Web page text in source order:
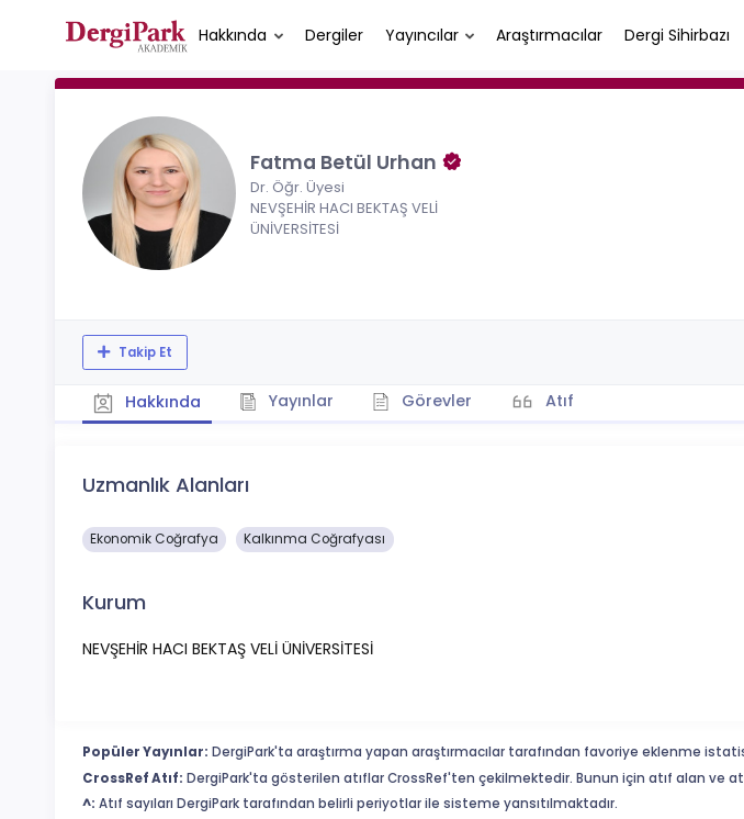
Hakkında Dergiler Yayıncılar Araştırmacılar Dergi Sihirbazı
Fatma Betül Urhan
Dr. Öğr. Üyesi
NEVŞEHİR HACI BEKTAŞ VELİ
ÜNİVERSİTESİ
Takip Et
Hakkında Yayınlar Görevler Atıf
Uzmanlık Alanları
Ekonomik Coğrafya Kalkınma Coğrafyası
Kurum
NEVŞEHİR HACI BEKTAŞ VELİ ÜNİVERSİTESİ
Popüler Yayınlar: DergiPark'ta araştırma yapan araştırmacılar tarafından favoriye eklenme
CrossRef Atıf: DergiPark'ta gösterilen atıflar CrossRef'ten çekilmektedir. Bunun için atıf alan ve
^: Atıf sayıları DergiPark tarafından belirli periyotlar ile sisteme yansıtılmaktadır.